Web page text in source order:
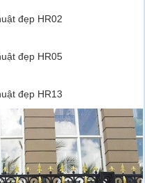
đẹp HR02
đẹp HR05
đẹp HR13